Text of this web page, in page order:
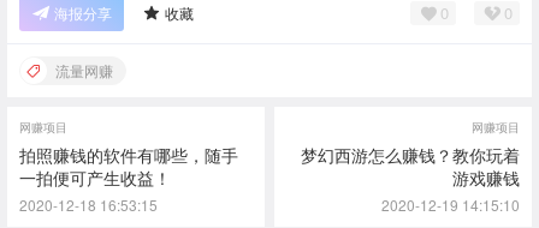
海报分享 收藏 0 0
流量网赚
网赚项目
拍照赚钱的软件有哪些，随手
一拍便可产生收益！
2020-12-18 16:53:15
网赚项目
梦幻西游怎么赚钱？教你玩着
游戏赚钱
2020-12-19 14:15:10